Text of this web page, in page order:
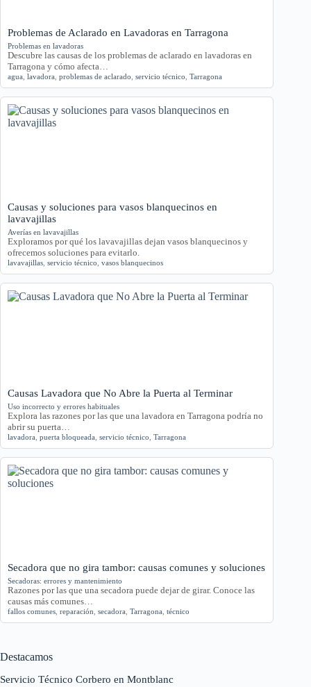
Problemas de Aclarado en Lavadoras en Tarragona
Problemas en lavadoras
Descubre las causas de los problemas de aclarado en lavadoras en
Tarragona y cómo afecta…
agua lavadora problemas de aclarado servicio técnico Tarragona
Causas y soluciones para vasos blanquecinos en
lavavajillas
Averías en lavavajillas
Exploramos por qué los lavavajillas dejan vasos blanquecinos y
ofrecemos soluciones para evitarlo.
lavavajillas servicio técnico vasos blanquecinos
Causas Lavadora que No Abre la Puerta al Terminar
Uso incorrecto y errores habituales
Explora las razones por las que una lavadora en Tarragona podría no
abrir su puerta…
lavadora puerta bloqueada servicio técnico Tarragona
Secadora que no gira tambor: causas comunes y soluciones
Secadoras: errores y mantenimiento
Razones por las que una secadora puede dejar de girar. Conoce las
causas más comunes…
fallos comunes reparación secadora Tarragona técnico
Destacamos
Servicio Técnico Corbero en Montblanc